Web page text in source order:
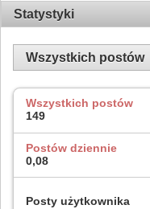
Statystyki
Wszystkich postów
Wszystkich postów
149
Postów dziennie
0,08
Posty użytkownika